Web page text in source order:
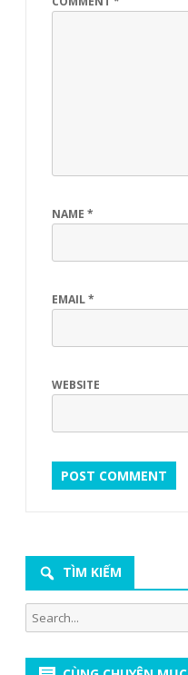
NAME *
EMAIL*
WEBSITE
TÌM KIẾM
Search
for: